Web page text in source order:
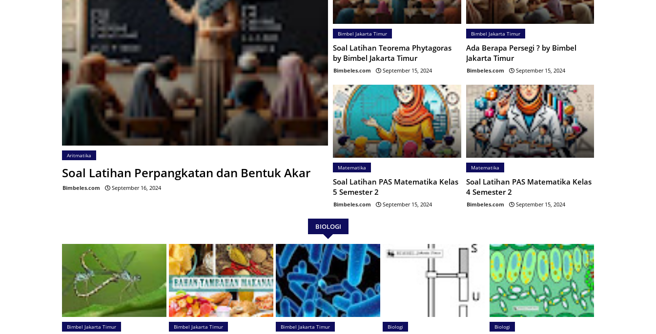
Aritmatika
Soal Latihan Perpangkatan dan Bentuk Akar
Bimbeles.com September 16, 2024
Bimbel Jakarta Timur
Soal Latihan Teorema Phytagoras
by Bimbel Jakarta Timur
Bimbeles.com September 15, 2024
Bimbel Jakarta Timur
Ada Berapa Persegi ? by Bimbel
Jakarta Timur
Bimbeles.com September 15, 2024
Matematika
Soal Latihan PAS Matematika Kelas
5 Semester 2
Bimbeles.com September 15, 2024
Matematika
Soal Latihan PAS Matematika Kelas
4 Semester 2
Bimbeles.com September 15, 2024
BIOLOGI
Bimbel Jakarta Timur Bimbel Jakarta Timur Bimbel Jakarta Timur Biologi Biologi